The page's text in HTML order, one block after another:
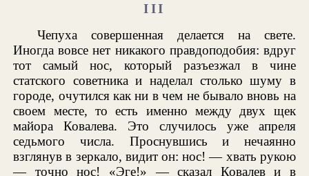
III
Чепуха совершенная делается на свете.
Иногда вовсе нет никакого правдоподобия: вдруг
тот самый нос, который разъезжал в чине
статского советника и наделал столько шуму в
городе, очутился как ни в чем не бывало вновь на
своем месте, то есть именно между двух щек
майора Ковалева. Это случилось уже апреля
седьмого числа. Проснувшись и нечаянно
взглянув в зеркало, видит он: нос! — хвать рукою
— точно нос! «Эге!» — сказал Ковалев и в